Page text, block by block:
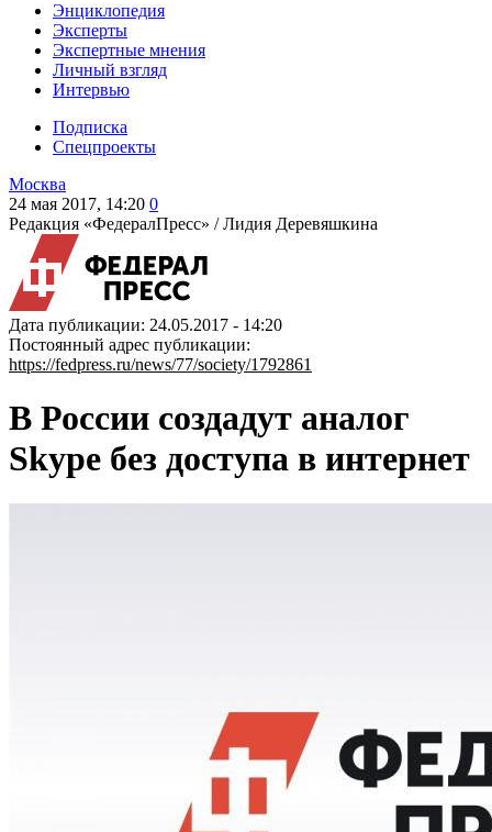
Энциклопедия
Эксперты
Экспертные мнения
Личный взгляд
Интервью
Подписка
Спецпроекты
Москва
24 мая 2017, 14:20 0
Редакция «ФедералПресс» /Лидия Деревяшкина
Дата публикации: 24.05.2017 - 14:20
Постоянный адрес публикации:
https://fedpress.ru/news/77/society/1792861
В России создадут аналог
Skype без доступа в интернет